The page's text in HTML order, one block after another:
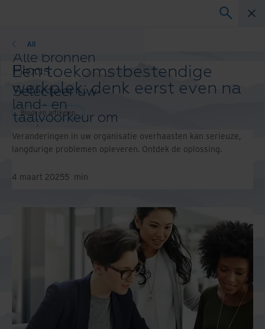
Alle bronnen
Blogs
Klantcases
Oplossingsgidsen
Webinars
Whitepapers
All
Selecteer uw
land- en
taalvoorkeur om
uw browse-
ervaring te
verbeteren.
Voorkeursland & -
taal:
Europe and Southern Africa
Middle East North Africa And
Blogs en artikelen
Een toekomstbestendige
werkplek: denk eerst even na
Blogs en artikelen
Veranderingen in uw organisatie overhaasten kan serieuze,
langdurige problemen opleveren. Ontdek de oplossing.
4 maart 20255 min